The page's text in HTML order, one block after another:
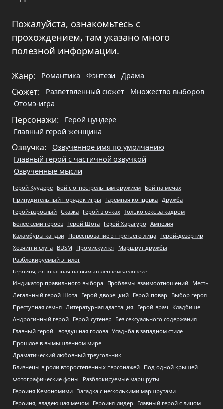
Пожалуйста, ознакомьтесь с
прохождением, там указано много
полезной информации.
Жанр: Романтика Фэнтези Драма
Сюжет: Разветвленный сюжет
Множество выборов
Отомэ-игра
Персонажи:
Герой цундере
Главный герой женщина
Озвучка:
Озвученное имя по умолчанию
Главный герой с частичной озвучкой
Озвученные мысли
Герой Куудере Бой с огнестрельным оружием Бой на мечах
Принудительный порядок игры
Гаремная концовка Дружба
Герой-взрослый Сказка Герой в очках Только секс за кадром
Более семи героев Герой Шота Герой Харагуро Амнезия
Каламбуры кандзи Повествование от третьего лица Герой-дезертир
Хозяин и слуга BDSM Промискуитет Маршрут дружбы
Разблокируемый эпилог
Героиня, основанная на вымышленном человеке
Индикатор правильного выбора Проблемы взаимоотношений Месть
Легальный герой Шота Герой-дворецкий Герой-повар Выбор героя
Преступная семья Литературная адаптация Герой-врач
Кладбище
Андрогинный герой Герой-сутенер Без сексуального содержания
Главный герой - воздушная голова Усадьба в западном стиле
Прошлое в вымышленном мире
Драматический любовный треугольник
Близнецы в роли второстепенных персонажей Под одной крышей
Фотографические фоны
Разблокируемые маршруты
Героиня Кемономими Загадка с несколькими маршрутами
Героиня, владеющая мечом Героиня-лидер Главный герой с лицом